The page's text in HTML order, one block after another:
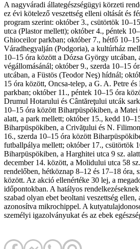
A nagyváradi állategészségügyi körzeti
ez évi kötelező veszettség elleni oltását és
program szerint: október 3., csütörtök
utca (Plastor mellett); október 4., péntek
Ghioceilor parkban; október 7., hétfő
Váradhegyalján (Podgoria), a kultúrház
10–15 óra között a Dózsa György utcában,
végállomásánál; október 9., szerda 10–15
utcában, a Füstös (Teodor Neş) hídnál;
15 óra között, Oncsa-telep, a G. A. Petre
parkban; október 11., péntek 10–15 óra
Drumul Hotarului és Cântăreţului utcák
10–15 óra között Biharpüspökiben, a Matei
alatt, a park mellett; október 15., kedd
Biharpüspökiben, a Crivăţului és N.
16., szerda 10–15 óra között
futballpálya mellett; október 17., csütörtök
Biharpüspökiben, a Harghitei utca 9 sz.
december 14. között, a Molidului utca 58
rendelőben, hétköznap 8–12 és 17–18 óra,
között. Az akció ellenértéke 30 lej, a
időpontokban. A hatályos
szabad olyan ebet beoltani veszettség
azonosítva mikrochippel. A
személyi igazolványukat és az ebek